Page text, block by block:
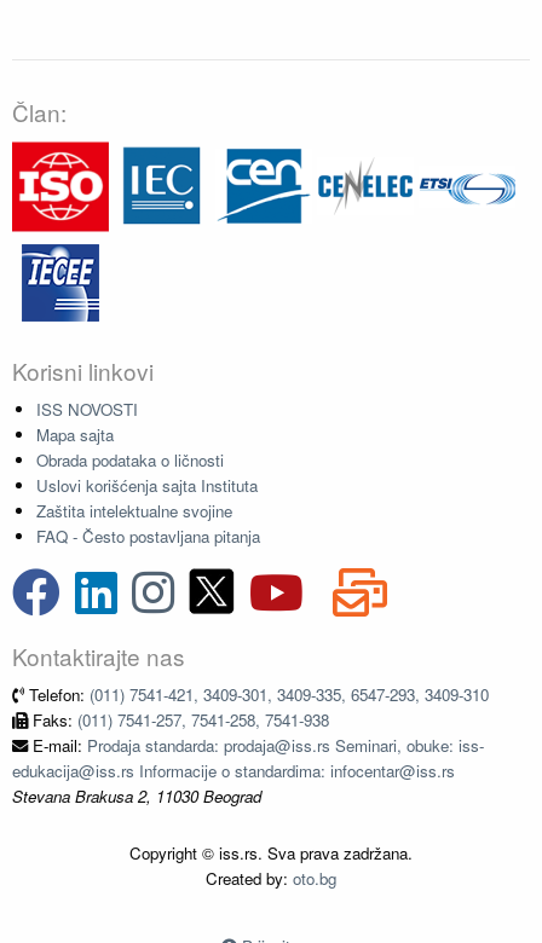
Član:
Korisni linkovi
ISS NOVOSTI
Mapa sajta
Obrada podataka o ličnosti
Uslovi korišćenja sajta Instituta
Zaštita intelektualne svojine
FAQ - Često postavljana pitanja
Kontaktirajte nas
Telefon: (011) 7541-421, 3409-301, 3409-335, 6547-293, 3409-310
Faks: (011) 7541-257, 7541-258, 7541-938
E-mail: Prodaja standarda: prodaja@iss.rs Seminari, obuke: iss-
edukacija@iss.rs Informacije o standardima: infocentar@iss.rs
Stevana Brakusa 2, 11030 Beograd
Copyright © iss.rs. Sva prava zadržana.
Created by: oto.bg